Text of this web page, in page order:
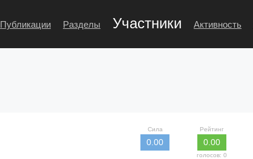
Публикации Разделы Участники Активность
Рейтинг
0.00
голосов: 0
Сила
0.00